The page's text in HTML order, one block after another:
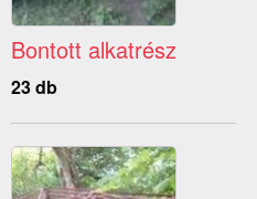
Bontott alkatrész
23 db